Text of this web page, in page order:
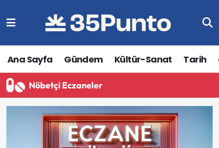
Ana Sayfa Gündem Kültür-Sanat Tarih
Nöbetçi Eczaneler